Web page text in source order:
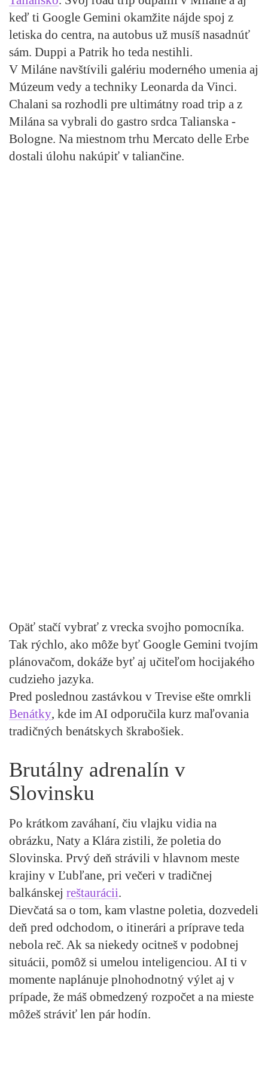
keď ti Google Gemini okamžite nájde spoj z
letiska do centra, na autobus už musíš nasadnúť
sám. Duppi a Patrik ho teda nestihli.
V Miláne navštívili galériu moderného umenia aj
Múzeum vedy a techniky Leonarda da Vinci.
Chalani sa rozhodli pre ultimátny road trip a z
Milána sa vybrali do gastro srdca Talianska -
Bologne. Na miestnom trhu Mercato delle Erbe
dostali úlohu nakúpiť v taliančine.
Opäť stačí vybrať z vrecka svojho pomocníka.
Tak rýchlo, ako môže byť Google Gemini tvojím
plánovačom, dokáže byť aj učiteľom hocijakého
cudzieho jazyka.
Pred poslednou zastávkou v Trevise ešte omrkli
Benátky, kde im AI odporučila kurz maľovania
tradičných benátskych škrabošiek.
Brutálny adrenalín v
Slovinsku
Po krátkom zaváhaní, čiu vlajku vidia na
obrázku, Naty a Klára zistili, že poletia do
Slovinska. Prvý deň strávili v hlavnom meste
krajiny v Ľubľane, pri večeri v tradičnej
balkánskej reštaurácii.
Dievčatá sa o tom, kam vlastne poletia, dozvedeli
deň pred odchodom, o itinerári a príprave teda
nebola reč. Ak sa niekedy ocitneš v podobnej
situácii, pomôž si umelou inteligenciou. AI ti v
momente naplánuje plnohodnotný výlet aj v
prípade, že máš obmedzený rozpočet a na mieste
môžeš stráviť len pár hodín.